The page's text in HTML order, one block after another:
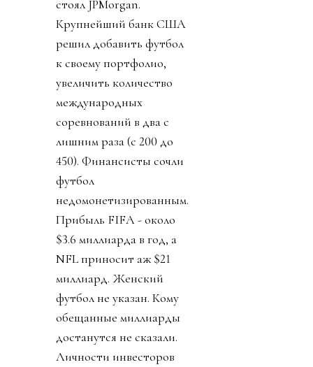
стоял JPMorgan.
Крупнейший банк США
решил добавить футбол
к своему портфолио,
увеличить количество
международных
соревнований в два с
лишним раза (с 200 до
450). Финансисты сочли
футбол
недомонетизированным.
Прибыль FIFA - около
$3.6 миллиарда в год, а
NFL приносит аж $21
миллиард. Женский
футбол не указан. Кому
обещанные миллиарды
достанутся не сказали.
Личности инвесторов